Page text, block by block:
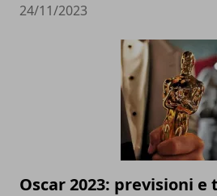
24/11/2023
Oscar 2023: previsioni